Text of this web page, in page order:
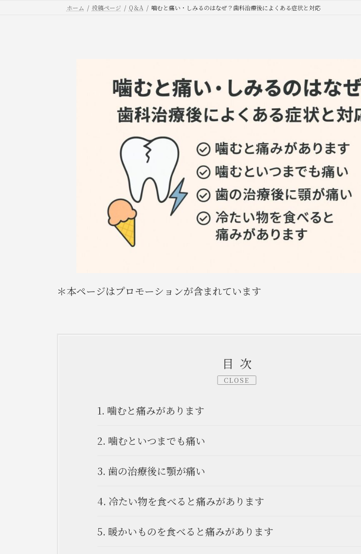
ホーム 投稿ページ Q＆A 噛むと痛い・しみるのはなぜ？歯科治療後によくある症状と対応
＊本ページはプロモーションが含まれています
目次
CLOSE
1. 噛むと痛みがあります
2. 噛むといつまでも痛い
3. 歯の治療後に顎が痛い
4. 冷たい物を食べると痛みがあります
5. 暖かいものを食べると痛みがあります